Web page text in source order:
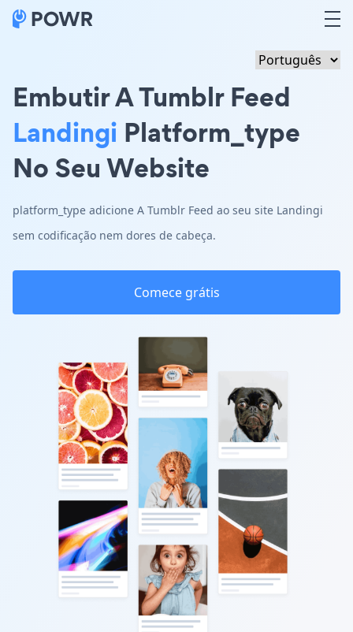
Embutir A Tumblr Feed
Landingi Platform_type
No Seu Website
platform_type adicione A Tumblr Feed ao seu site Landingi
sem codificação nem dores de cabeça.
Comece grátis